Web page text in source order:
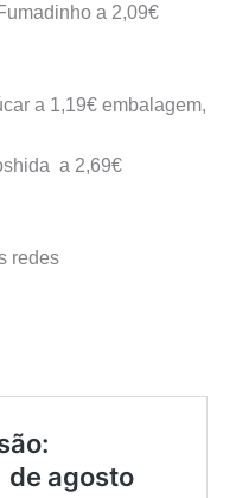
a 2,09€
a 1,19€ embalagem,
a 2,69€
redes